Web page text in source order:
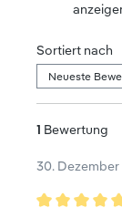
Sortiert nach
1 Bewertung
30.